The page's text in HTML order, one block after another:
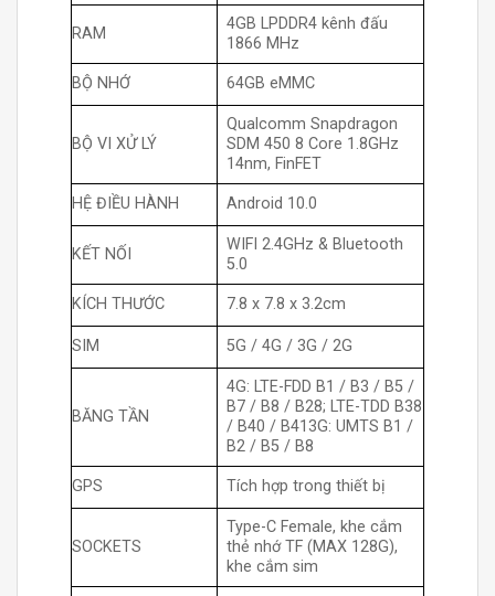
RAM
4GB LPDDR4 kênh đấu
1866 MHz
BỘ NHỚ 64GB eMMC
BỘ VI XỬ LÝ
Qualcomm Snapdragon
SDM 450 8 Core 1.8GHz
14nm, FinFET
HỆ ĐIỀU HÀNH Android 10.0
KẾT NỐI
WIFI 2.4GHz & Bluetooth
5.0
KÍCH THƯỚC 7.8 x 7.8 x 3.2cm
SIM 5G / 4G / 3G / 2G
BĂNG TẦN
4G: LTE-FDD B1 / B3 / B5 /
B7 / B8 / B28; LTE-TDD B38
/ B40 / B413G: UMTS B1 /
B2 / B5 / B8
GPS Tích hợp trong thiết bị
SOCKETS
Type-C Female, khe cắm
thẻ nhớ TF (MAX 128G),
khe cắm sim